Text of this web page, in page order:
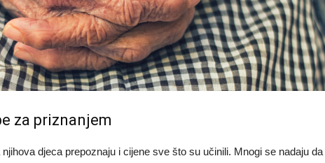
za priznanjem
djeca prepoznaju i cijene sve što su učinili. Mnogi se nadaju da